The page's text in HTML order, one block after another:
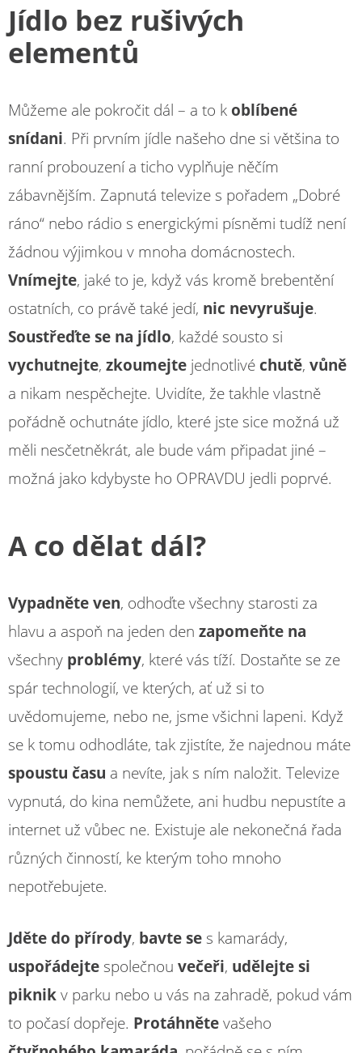
Jídlo bez rušivých
elementů
Můžeme ale pokročit dál – a to k oblíbené
snídani. Při prvním jídle našeho dne si většina to
ranní probouzení a ticho vyplňuje něčím
zábavnějším. Zapnutá televize s pořadem „Dobré
ráno“ nebo rádio s energickými písněmi tudíž není
žádnou výjimkou v mnoha domácnostech.
Vnímejte, jaké to je, když vás kromě brebentění
ostatních, co právě také jedí, nic nevyrušuje.
Soustřeďte se na jídlo, každé sousto si
vychutnejte, zkoumejte jednotlivéchutě, vůně
a nikam nespěchejte. Uvidíte, že takhle vlastně
pořádně ochutnáte jídlo, které jste sice možná už
měli nesčetněkrát, ale bude vám připadat jiné –
možná jako kdybyste ho OPRAVDU jedli poprvé.
A co dělat dál?
Vypadněte ven, odhoďte všechny starosti za
hlavu a aspoň na jeden den zapomeňte na
všechny problémy, které vás tíží. Dostaňte se ze
spár technologií, ve kterých, ať už si to
uvědomujeme, nebo ne, jsme všichni lapeni. Když
se k tomu odhodláte, tak zjistíte, že najednou máte
spoustu času a nevíte, jak s ním naložit. Televize
vypnutá, do kina nemůžete, ani hudbu nepustíte a
internet už vůbec ne. Existuje ale nekonečná řada
různých činností, ke kterým toho mnoho
nepotřebujete.
Jděte do přírody, bavte se s kamarády,
uspořádejte společnou večeři, udělejte si
piknikv parku nebo u vás na zahradě, pokud vám
to počasí dopřeje. Protáhnětevašeho